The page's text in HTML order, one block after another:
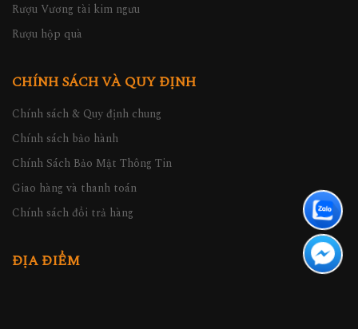
Rượu Vương tài kim ngưu
Rượu hộp quà
CHÍNH SÁCH VÀ QUY ĐỊNH
Chính sách & Quy định chung
Chính sách bảo hành
Chính Sách Bảo Mật Thông Tin
Giao hàng và thanh toán
Chính sách đổi trả hàng
ĐỊA ĐIỂM